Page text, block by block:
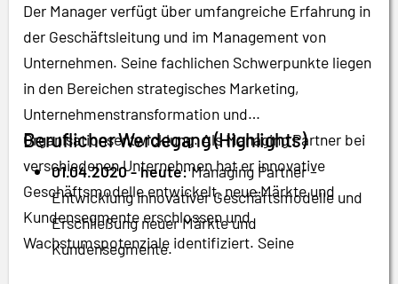
Der Manager verfügt über umfangreiche Erfahrung in
der Geschäftsleitung und im Management von
Unternehmen. Seine fachlichen Schwerpunkte liegen
in den Bereichen strategisches Marketing,
Unternehmenstransformation und
Organisationsentwicklung. Als Managing Partner bei
verschiedenen Unternehmen hat er innovative
Geschäftsmodelle entwickelt, neue Märkte und
Kundensegmente erschlossen und
Wachstumspotenziale identifiziert. Seine
Beruflicher Werdegang (Highlights)
01.04.2020 - heute:Managing Partner –
Entwicklung innovativer Geschäftsmodelle und
Erschließung neuer Märkte und
Kundensegmente.